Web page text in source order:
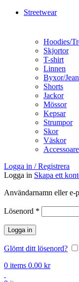
Streetwear
Hoodies/
Skjortor
T-shirt
Linnen
Byxor/
Shorts
Jackor
Mössor
Kepsar
Strumpor
Skor
Väskor
Logga in / Registrera
Logga in Skapa ett
Användarnamn eller e-
Lösenord *
Logga in
Glömt ditt lösenord?
0 items 0.00 kr